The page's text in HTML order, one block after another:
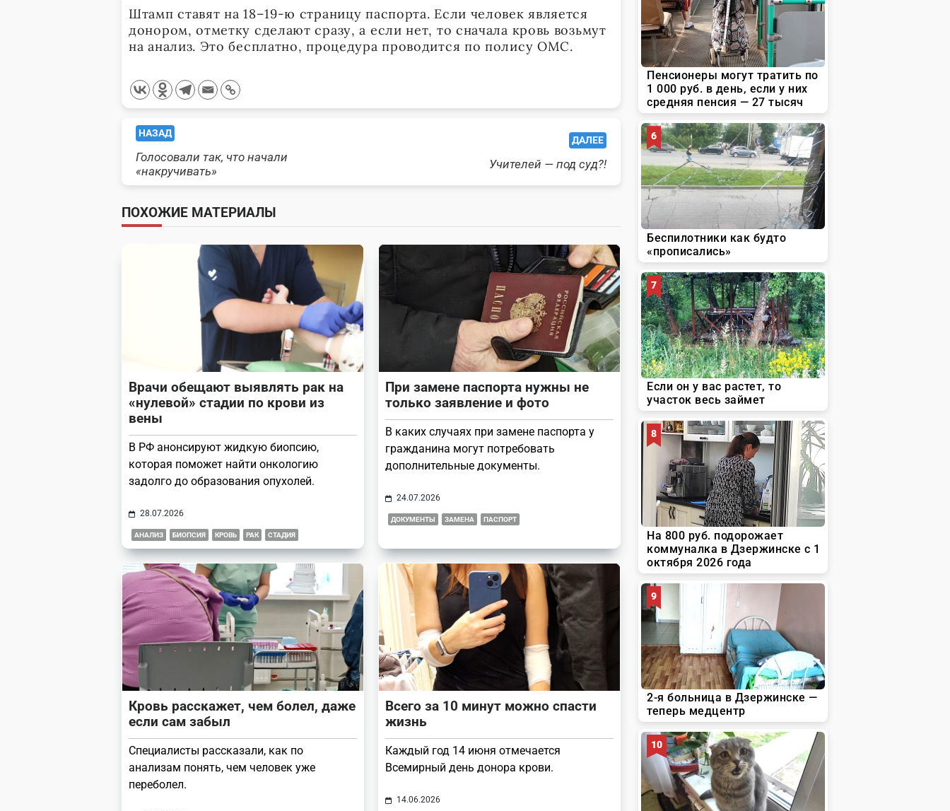
Штамп ставят на 18–19-ю страницу паспорта. Если человек является
донором, отметку сделают сразу, а если нет, то сначала кровь возьмут
на анализ. Это бесплатно, процедура проводится по полису ОМС.
<span
class="nav-
screen-
text">Page</span>
НАЗАД
Голосовали так, что начали
«накручивать»
ДАЛЕЕ
Учителей — под суд?!
ПОХОЖИЕ МАТЕРИАЛЫ
Врачи обещают выявлять рак на
«нулевой» стадии по крови из
вены
В РФ анонсируют жидкую биопсию,
которая поможет найти онкологию
задолго до образования опухолей.
28.07.2026
АНАЛИЗ БИОПСИЯ КРОВЬ РАК СТАДИЯ
При замене паспорта нужны не
только заявление и фото
В каких случаях при замене паспорта у
гражданина могут потребовать
дополнительные документы.
24.07.2026
ДОКУМЕНТЫ ЗАМЕНА ПАСПОРТ
Кровь расскажет, чем болел, даже
если сам забыл
Специалисты рассказали, как по
анализам понять, чем человек уже
переболел.
Всего за 10 минут можно спасти
жизнь
Каждый год 14 июня отмечается
Всемирный день донора крови.
14.06.2026